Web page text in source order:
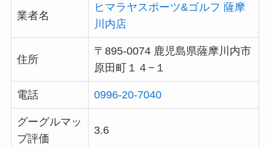
業者名
ヒマラヤスポーツ&ゴルフ 薩摩
川内店
住所
〒895-0074 鹿児島県薩摩川内市
原田町１４−１
電話 0996-20-7040
グーグルマッ
プ評価
3.6